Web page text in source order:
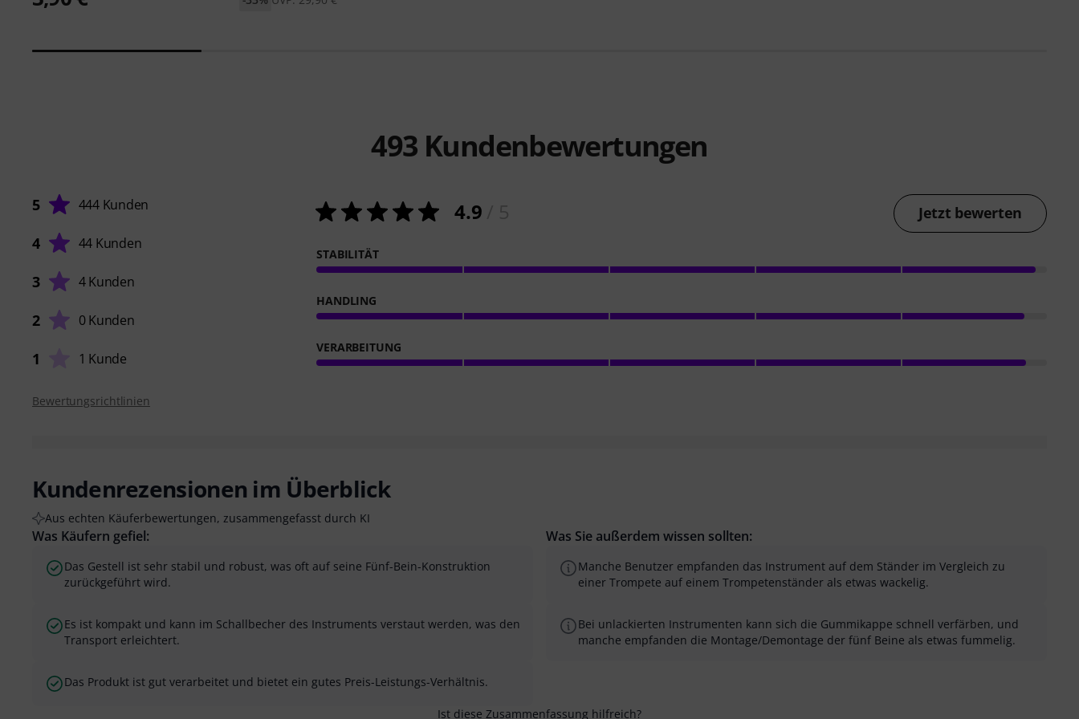
493 Kundenbewertungen
5 444 Kunden
4 44 Kunden
3 4 Kunden
2 0 Kunden
1 1 Kunde
4.9 Jetzt bewerten
STABILITÄT
HANDLING
VERARBEITUNG
Bewertungsrichtlinien
Kundenrezensionen im Überblick
Aus echten Käuferbewertungen, zusammengefasst durch KI
Was Käufern gefiel:
Das Gestell ist sehr stabil und robust, was oft auf seine Fünf-Bein-Konstruktion
zurückgeführt wird.
Es ist kompakt und kann im Schallbecher des Instruments verstaut werden, was den
Transport erleichtert.
Das Produkt ist gut verarbeitet und bietet ein gutes Preis-Leistungs-Verhältnis.
Was Sie außerdem wissen sollten:
Manche Benutzer empfanden das Instrument auf dem Ständer im Vergleich zu
einer Trompete auf einem Trompetenständer als etwas wackelig.
Bei unlackierten Instrumenten kann sich die Gummikappe schnell verfärben, und
manche empfanden die Montage/Demontage der fünf Beine als etwas fummelig.
Ist diese Zusammenfassung hilfreich?